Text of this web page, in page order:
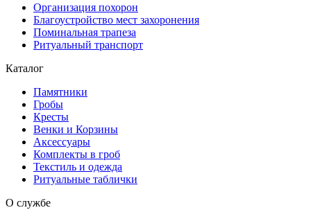
Организация похорон
Благоустройство мест захоронения
Поминальная трапеза
Ритуальный транспорт
Каталог
Памятники
Гробы
Кресты
Венки и Корзины
Аксессуары
Комплекты в гроб
Текстиль и одежда
Ритуальные таблички
О службе